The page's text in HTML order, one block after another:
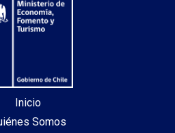
Inicio
Somos